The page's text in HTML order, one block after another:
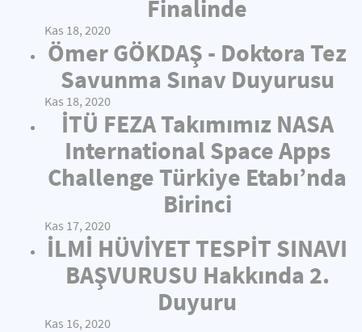
Finalinde
Kas 18, 2020
Ömer GÖKDAŞ - Doktora Tez
Savunma Sınav Duyurusu
Kas 18, 2020
İTÜ FEZA Takımımız NASA
International Space Apps
Challenge Türkiye Etabı’nda
Birinci
Kas 17, 2020
İLMİ HÜVİYET TESPİT SINAVI
BAŞVURUSU Hakkında 2.
Duyuru
Kas 16, 2020